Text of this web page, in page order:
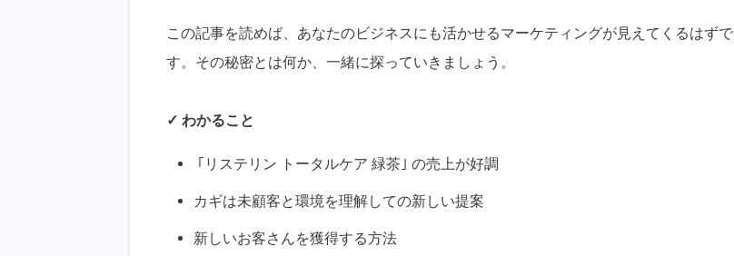
この記事を読めば、あなたのビジネスにも活かせるマーケティングが見えてくるはずで
す。その秘密とは何か、一緒に探っていきましょう。
✓ わかること
｢リステリン トータルケア 緑茶｣ の売上が好調
カギは未顧客と環境を理解しての新しい提案
新しいお客さんを獲得する方法